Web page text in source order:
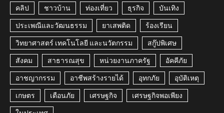
คลิป ชาวบ้าน ท่องเที่ยว ธุรกิจ บันเทิง
ประเพณีและวัฒนธรรม ยาเสพติด ร้องเรียน
วิทยาศาสตร์ เทคโนโลยี และนวัตกรรม สกู๊ปพิเศษ
สังคม สาธารณสุข หน่วยงานภาครัฐ อัคคีภัย
อาชญากรรม อาชีพสร้างรายได้ อุทกภัย อุบัติเหตุ
เกษตร เตือนภัย เศรษฐกิจ เศรษฐกิจพอเพียง